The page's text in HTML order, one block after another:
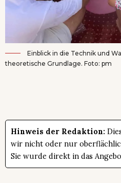
Einblick in die Technik und
theoretische Grundlage. Foto: pm
Hinweis der Redaktion:
wir nicht oder nur
Sie wurde direkt in das